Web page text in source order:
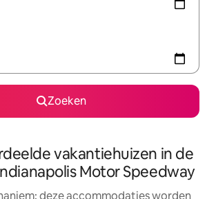
Zoeken
vakantiehuizen in de
Motor Speedway
deze accommodaties worden